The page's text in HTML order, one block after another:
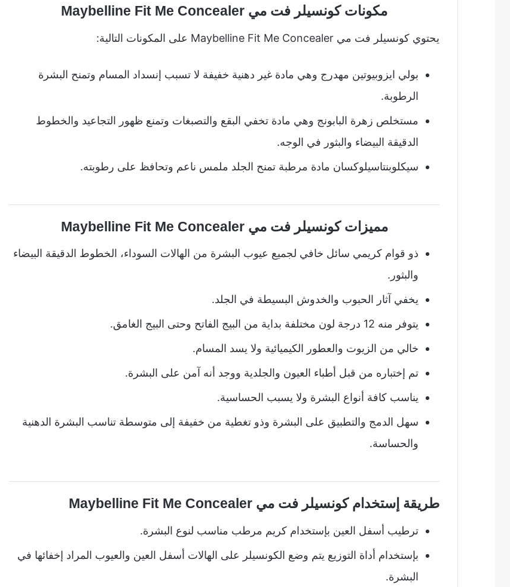
مكونات كونسيلر فت مي Maybelline Fit Me Concealer
يحتوي كونسيلر فت مي Maybelline Fit Me Concealer على المكونات التالية:
بولي ايزوبيوتين مهدرج وهي مادة غير دهنية خفيفة لا تسبب إنسداد المسام وتمنح البشرة
الرطوبة.
مستخلص زهرة البابونج وهي مادة تخفي البقع والتصبغات وتمنع ظهور التجاعيد والخطوط
الدقيقة البيضاء والبثور في الوجه.
سيكلوبنتاسيلوكسان مادة مرطبة تمنح الجلد ملمس ناعم وتحافظ على رطوبته.
مميزات كونسيلر فت مي Maybelline Fit Me Concealer
ذو قوام كريمي سائل خافي لجميع عيوب البشرة من الهالات السوداء، الخطوط الدقيقة البيضاء
والبثور.
يخفي آثار الحبوب والخدوش البسيطة في الجلد.
يتوفر منه 12 درجة لون مختلفة بداية من البيج الفاتح وحتى البيج الغامق.
خالي من الزيوت والعطور الكيميائية ولا يسد المسام.
تم إختباره من قبل أطباء العيون والجلدية ووجد أنه آمن على البشرة.
يناسب كافة أنواع البشرة ولا يسبب الحساسية.
سهل الدمج والتطبيق على البشرة وذو تغطية من خفيفة إلى متوسطة تناسب البشرة الدهنية
والحساسة.
طريقة إستخدام كونسيلر فت مي Maybelline Fit Me Concealer
ترطيب أسفل العين بإستخدام كريم مرطب مناسب لنوع البشرة.
بإستخدام أداة التوزيع يتم وضع الكونسيلر على الهالات أسفل العين والعيوب المراد إخفائها في
البشرة.